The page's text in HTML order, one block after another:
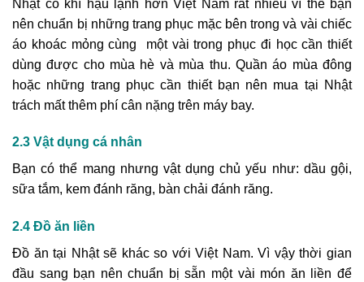
Nhật có khí hậu lạnh hơn Việt Nam rất nhiều vì thế bạn
nên chuẩn bị những trang phục mặc bên trong và vài chiếc
áo khoác mỏng cùng một vài trong phục đi học cần thiết
dùng được cho mùa hè và mùa thu. Quần áo mùa đông
hoặc những trang phục cần thiết bạn nên mua tại Nhật
trách mất thêm phí cân nặng trên máy bay.
2.3 Vật dụng cá nhân
Bạn có thể mang nhưng vật dụng chủ yếu như: dầu gội,
sữa tắm, kem đánh răng, bàn chải đánh răng.
2.4 Đồ ăn liền
Đồ ăn tại Nhật sẽ khác so với Việt Nam. Vì vậy thời gian
đầu sang bạn nên chuẩn bị sẵn một vài món ăn liền để